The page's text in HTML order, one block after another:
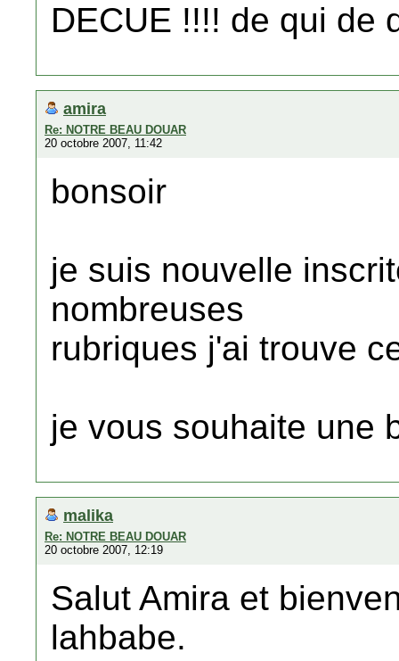
DECUE !!!! de qui de
amira
Re: NOTRE BEAU DOUAR
20 octobre 2007, 11:42
bonsoir
je suis nouvelle
nombreuses
rubriques j'ai trouve
je vous souhaite une
malika
Re: NOTRE BEAU DOUAR
20 octobre 2007, 12:19
Salut Amira et
lahbabe.